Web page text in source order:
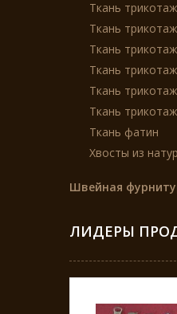
Ткань
Ткань
Ткань
Ткань
Ткань
Ткань
Ткань фатин
Хвосты из
Швейная
ЛИДЕРЫ